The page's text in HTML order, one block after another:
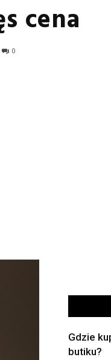
cena
0
Gdzie
butiku?